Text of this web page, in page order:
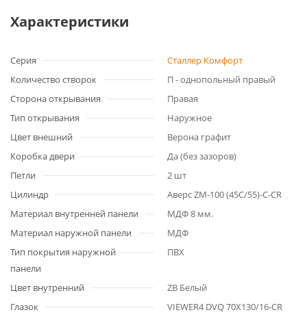
Характеристики
Серия
Сталлер Комфорт
Количество створок
П - однопольный правый
Сторона открывания
Правая
Тип открывания
Наружное
Цвет внешний
Верона графит
Коробка двери
Да (без зазоров)
Петли
2 шт
Цилиндр
Аверс ZM-100 (45C/55)-C-CR
Материал внутренней панели
МДФ 8 мм.
Материал наружной панели
МДФ
Тип покрытия наружной
панели
ПВХ
Цвет внутренний
ZB Белый
Глазок
VIEWER4 DVQ 70X130/16-CR